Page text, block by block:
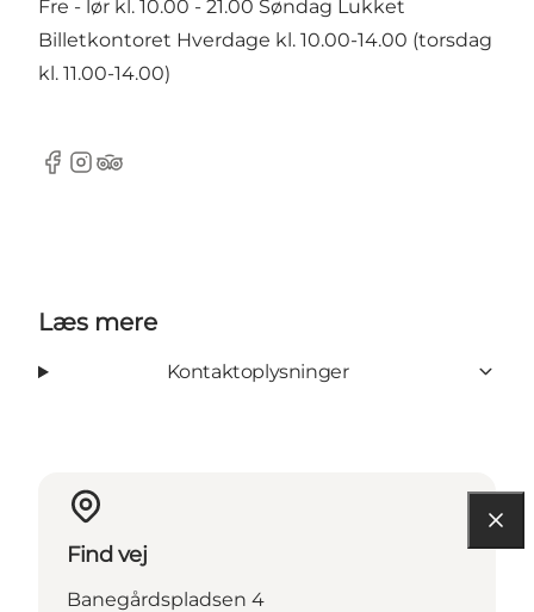
Fre - lør kl. 10.00 - 21.00 Søndag Lukket
Billetkontoret Hverdage kl. 10.00-14.00 (torsdag
kl. 11.00-14.00)
Facebook
Instagram
Tripadvisor
Læs mere
Kontaktoplysninger
Find vej
Banegårdspladsen 4